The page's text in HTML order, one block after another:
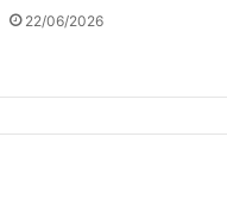
22/06/2026